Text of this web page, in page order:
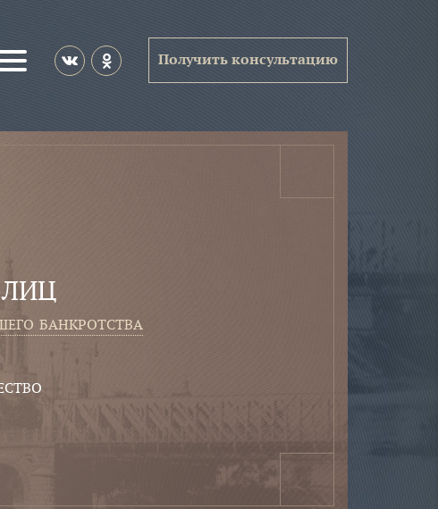
Получить консультацию
банкротства